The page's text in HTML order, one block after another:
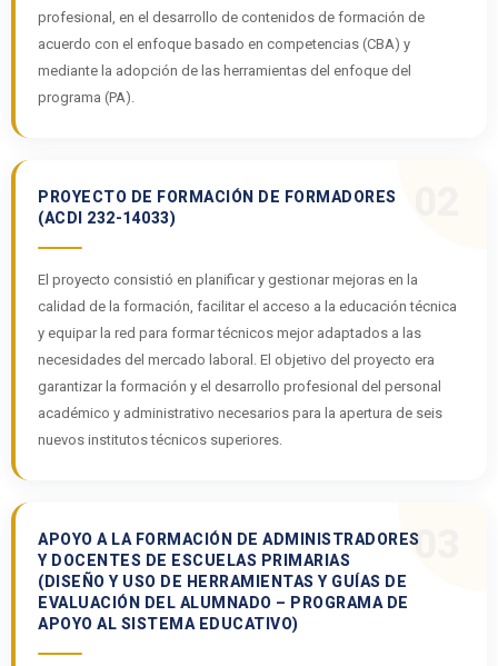
profesional, en el desarrollo de contenidos de formación de
acuerdo con el enfoque basado en competencias (CBA) y
mediante la adopción de las herramientas del enfoque del
programa (PA).
PROYECTO DE FORMACIÓN DE FORMADORES
(ACDI 232-14033)
El proyecto consistió en planificar y gestionar mejoras en la
calidad de la formación, facilitar el acceso a la educación técnica
y equipar la red para formar técnicos mejor adaptados a las
necesidades del mercado laboral. El objetivo del proyecto era
garantizar la formación y el desarrollo profesional del personal
académico y administrativo necesarios para la apertura de seis
nuevos institutos técnicos superiores.
03
APOYO A LA FORMACIÓN DE ADMINISTRADORES
Y DOCENTES DE ESCUELAS PRIMARIAS
(DISEÑO Y USO DE HERRAMIENTAS Y GUÍAS DE
EVALUACIÓN DEL ALUMNADO – PROGRAMA DE
APOYO AL SISTEMA EDUCATIVO)